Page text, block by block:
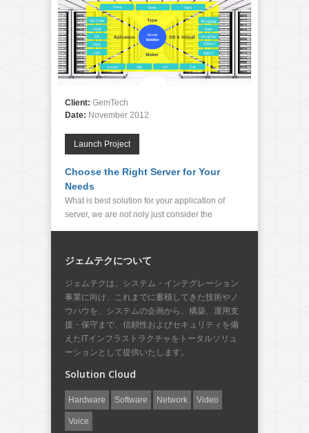
Client: GemTech
Date: November 2012
Launch Project
Choose the Right Server for Your
Needs
What is best solution for your application of
server, we are not noly just consider the
ジェムテクについて
ジェムテクは、システム・インテグレーション
事業に向け、これまでに蓄積してきた技術やノ
ウハウを、システムの企画から、構築、運用支
援・保守まで、信頼性およびセキュリティを備
えたITインフラストラクチャをトータルソリュ
ーションとして提供いたします。
Solution Cloud
Hardware Software Network Video
Voice